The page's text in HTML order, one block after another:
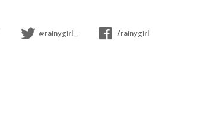
@rainygirl_ /rainygirl